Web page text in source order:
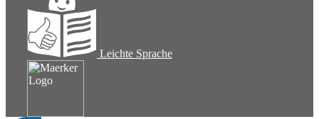
Leichte Sprache